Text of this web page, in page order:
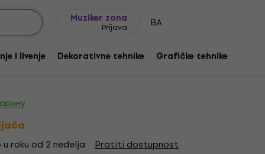
Muziker zona
Prijava BA
i livenje Dekorativne tehnike Grafičke tehnike
Четкица у облику лепезе 2
1152384
roku od 2 nedelja Pratiti dostupnost